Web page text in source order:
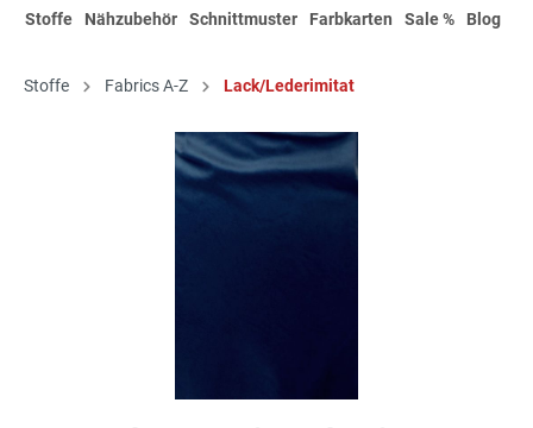
Stoffe Nähzubehör Schnittmuster Farbkarten Sale % Blog
Stoffe Fabrics A-Z Lack/Lederimitat